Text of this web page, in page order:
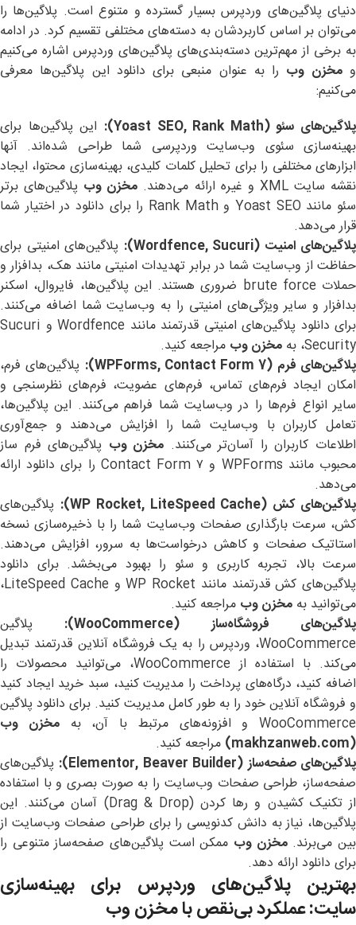
دنیای پلاگین‌های وردپرس بسیار گسترده و متنوع است. پلاگین‌ها را
می‌توان بر اساس کاربردشان به دسته‌های مختلفی تقسیم کرد. در ادامه
به برخی از مهم‌ترین دسته‌بندی‌های پلاگین‌های وردپرس اشاره می‌کنیم
ومخزن وب را به عنوان منبعی برای دانلود این پلاگین‌ها معرفی
می‌کنیم:
پلاگین‌های سئو(Yoast SEO, Rank Math):
این پلاگین‌ها برای
بهینه‌سازی سئوی وب‌سایت وردپرسی شما طراحی شده‌اند. آنها
ابزارهای مختلفی را برای تحلیل کلمات کلیدی، بهینه‌سازی محتوا، ایجاد
نقشه سایت XML و غیره ارائه می‌دهند.
مخزن وب پلاگین‌های برتر
سئو مانند Yoast SEO و Rank Math را برای دانلود در اختیار شما
قرار می‌دهد.
پلاگین‌های امنیت (Wordfence, Sucuri):
پلاگین‌های امنیتی برای
حفاظت از وب‌سایت شما در برابر تهدیدات امنیتی مانند هک، بدافزار و
حملات brute force ضروری هستند. این پلاگین‌ها، فایروال، اسکنر
بدافزار و سایر ویژگی‌های امنیتی را به وب‌سایت شما اضافه می‌کنند.
برای دانلود پلاگین‌های امنیتی قدرتمند مانند Wordfence و Sucuri
Security، به
مخزن وب مراجعه کنید.
پلاگین‌های فرم (WPForms, Contact Form 7):
پلاگین‌های فرم،
امکان ایجاد فرم‌های تماس، فرم‌های عضویت، فرم‌های نظرسنجی و
سایر انواع فرم‌ها را در وب‌سایت شما فراهم می‌کنند. این پلاگین‌ها،
تعامل کاربران با وب‌سایت شما را افزایش می‌دهند و جمع‌آوری
اطلاعات کاربران را آسان‌تر می‌کنند. مخزن وب پلاگین‌های فرم ساز
محبوب مانند WPForms و Contact Form ۷ را برای دانلود ارائه
می‌دهد.
پلاگین‌های کش (WP Rocket, LiteSpeed Cache):
پلاگین‌های
کش، سرعت بارگذاری صفحات وب‌سایت شما را با ذخیره‌سازی نسخه
استاتیک صفحات و کاهش درخواست‌ها به سرور، افزایش می‌دهند.
سرعت بالا، تجربه کاربری و سئو را بهبود می‌بخشد. برای دانلود
پلاگین‌های کش قدرتمند مانند WP Rocket و LiteSpeed Cache،
می‌توانید به مخزن وب مراجعه کنید.
پلاگین‌های فروشگاه‌ساز(WooCommerce):
پلاگین
WooCommerce، وردپرس را به یک فروشگاه آنلاین قدرتمند تبدیل
می‌کند. با استفاده از WooCommerce، می‌توانید محصولات را
اضافه کنید، درگاه‌های پرداخت را مدیریت کنید، سبد خرید ایجاد کنید
و فروشگاه آنلاین خود را به طور کامل مدیریت کنید. برای دانلود پلاگین
WooCommerce و افزونه‌های مرتبط با آن، به
مخزن وب
(makhzanweb.com)
مراجعه کنید.
پلاگین‌های صفحه‌ساز(Elementor, Beaver Builder):
پلاگین‌های
صفحه‌ساز، طراحی صفحات وب‌سایت را به صورت بصری و با استفاده
از تکنیک کشیدن و رها کردن (Drag & Drop) آسان می‌کنند. این
پلاگین‌ها، نیاز به دانش کدنویسی را برای طراحی صفحات وب‌سایت از
بین می‌برند.مخزن وب ممکن است پلاگین‌های صفحه‌ساز متنوعی را
برای دانلود ارائه دهد.
بهترین پلاگین‌های وردپرس برای بهینه‌سازی
سایت: عملکرد بی‌نقص با مخزن وب